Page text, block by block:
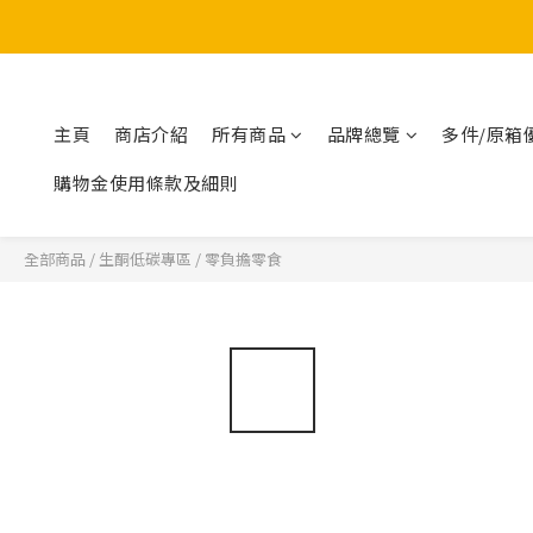
主頁 商店介紹 所有商品 品牌總覽
多件/原箱
購物金使用條款及細則
全部商品 / 生酮低碳專區 / 零負擔零食